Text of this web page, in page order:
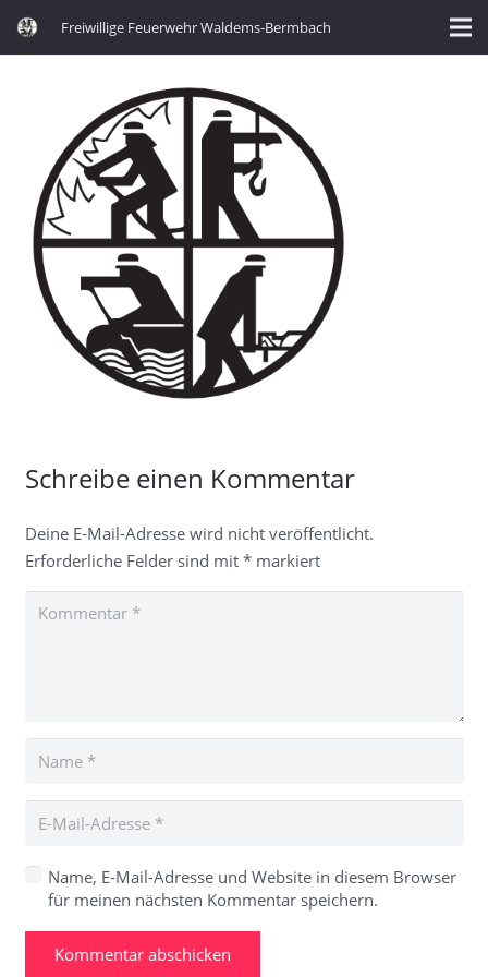
Freiwillige Feuerwehr Waldems-Bermbach
Schreibe einen Kommentar
Deine E-Mail-Adresse wird nicht veröffentlicht.
Erforderliche Felder sind mit *markiert
Name, E-Mail-Adresse und Website in diesem Browser
für meinen nächsten Kommentar speichern.
Kommentar abschicken